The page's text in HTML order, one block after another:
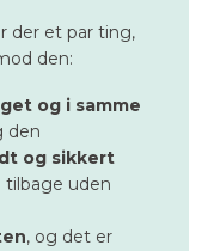
der et par ting,
den:
og i samme
den
og sikkert
tilbage uden
, og det er